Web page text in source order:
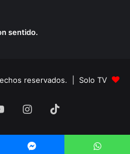
sentido.
reservados. | Solo TV
YouTubeInstagram